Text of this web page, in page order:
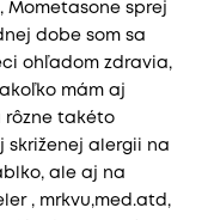
Mometasone sprej
dobe som sa
ohľadom zdravia,
mám aj
rôzne takéto
skriženej alergii na
ale aj na
, mrkvu,med.atd,